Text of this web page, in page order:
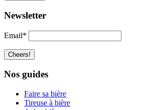
Newsletter
Email*
Nos guides
Faire sa bière
Tireuse à bière